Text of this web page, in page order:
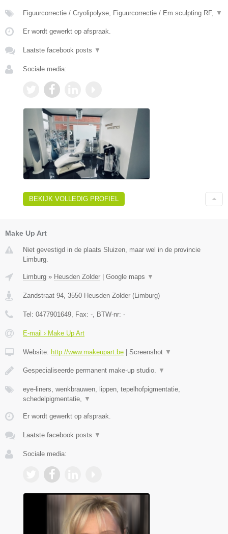
Figuurcorrectie / Cryolipolyse, Figuurcorrectie / Em sculpting RF, ▼
Er wordt gewerkt op afspraak.
Laatste facebook posts ▼
Sociale media:
BEKIJK VOLLEDIG PROFIEL
Make Up Art
Niet gevestigd in de plaats Sluizen, maar wel in de provincie
Limburg.
Limburg » Heusden Zolder Google maps ▼
Zandstraat 94 3550 Heusden Zolder ( Limburg)
Tel: 0477901649 , Fax: - , BTW-nr: -
E-mail › Make Up Art
Website: http://www.makeupart.be Screenshot ▼
Gespecialiseerde permanent make-up studio. ▼
eye-liners, wenkbrauwen, lippen, tepelhofpigmentatie,
schedelpigmentatie,
▼
Er wordt gewerkt op afspraak.
Laatste facebook posts ▼
Sociale media: